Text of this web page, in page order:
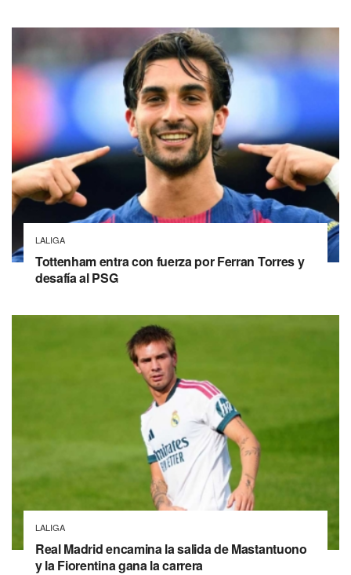
LALIGA
Tottenham entra con fuerza por Ferran Torres y
desafía al PSG
LALIGA
Real Madrid encamina la salida de Mastantuono
y la Fiorentina gana la carrera